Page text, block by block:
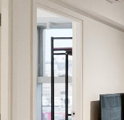
Skip to main content